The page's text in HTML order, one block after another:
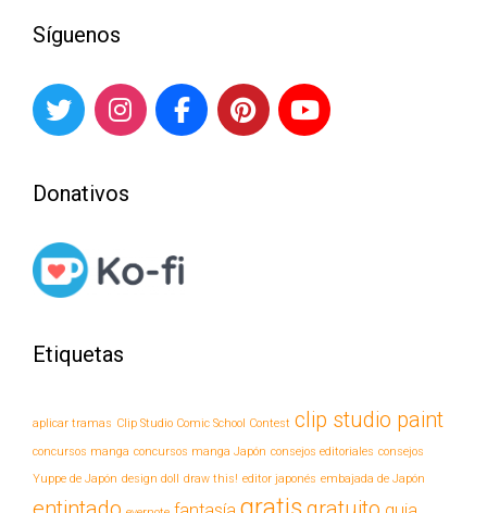
Síguenos
Donativos
Etiquetas
aplicar tramas Clip Studio Comic School Contest clip studio paint
concursos manga concursos manga Japón consejos editoriales consejos
Yuppe de Japón design doll draw this! editor japonés embajada de Japón